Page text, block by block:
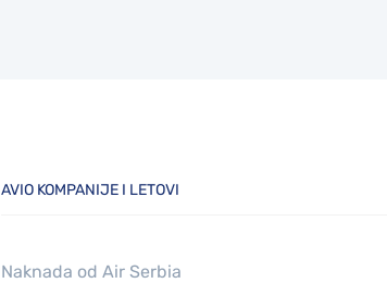
AVIO KOMPANIJE I LETOVI
Naknada od Air Serbia